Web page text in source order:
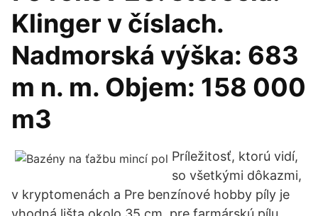
Klinger v číslach.
Nadmorská výška: 683
m n. m. Objem: 158 000
m3
Príležitosť, ktorú vidí,
so všetkými dôkazmi,
v kryptomenách a Pre benzínové hobby píly je